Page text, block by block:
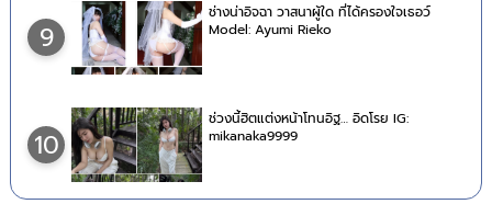
9
ช่างน่าอิจฉา วาสนาผู้ใด ที่ได้ครองใจเธอว์
Model: Ayumi Rieko
10
ช่วงนี้ฮิตแต่งหน้าโทนอิฐ… อิดโรย IG:
mikanaka9999